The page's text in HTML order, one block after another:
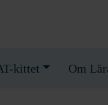
kittet Om